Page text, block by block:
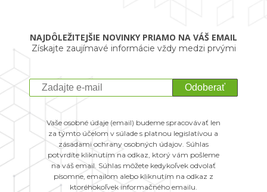
NAJDÔLEŽITEJŠIE NOVINKY PRIAMO NA VÁŠ EMAIL
Získajte zaujímavé informácie vždy medzi prvými
Odoberať
Vaše osobné údaje (email) budeme spracovávať len
za týmto účelom v súlade s platnou legislatívou a
zásadami ochrany osobných údajov. Súhlas
potvrdíte kliknutím na odkaz, ktorý vám pošleme
na váš email. Súhlas môžete kedykoľvek odvolať
písomne, emailom alebo kliknutím na odkaz z
ktoréhokoľvek informačného emailu.